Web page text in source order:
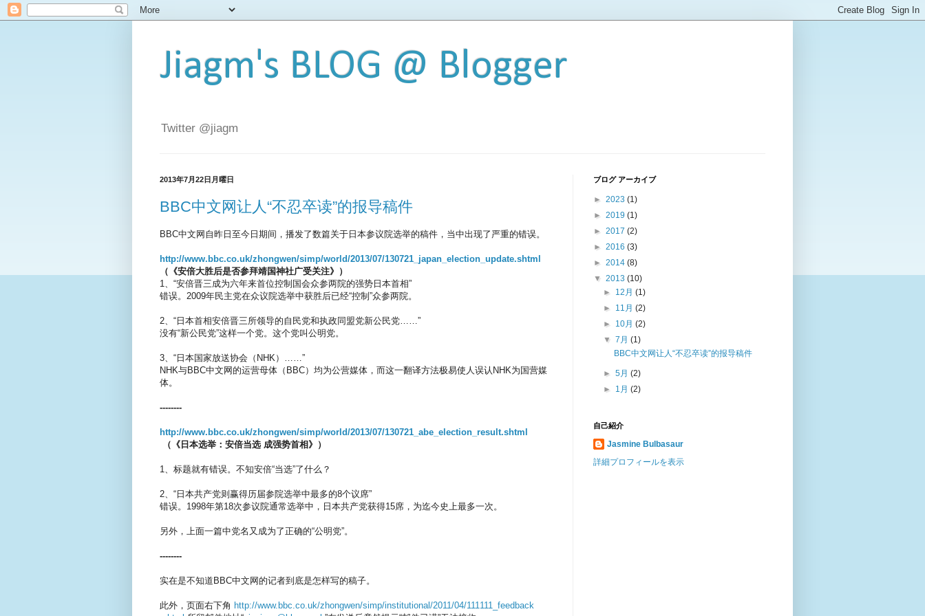
Jiagm's BLOG @ Blogger
Twitter @jiagm
2013年7月22日月曜日
BBC中文网让人“不忍卒读”的报导稿件
BBC中文网自昨日至今日期间，播发了数篇关于日本参议院选举的稿件，当中出现了严重的错误。
http://www.bbc.co.uk/zhongwen/simp/world/2013/07/130721_japan_election_update.shtml
（《安倍大胜后是否参拜靖国神社广受关注》）
1、“安倍晋三成为六年来首位控制国会众参两院的强势日本首相”
错误。2009年民主党在众议院选举中获胜后已经“控制”众参两院。
2、“日本首相安倍晋三所领导的自民党和执政同盟党新公民党……”
没有“新公民党”这样一个党。这个党叫公明党。
3、“日本国家放送协会（NHK）……”
NHK与BBC中文网的运营母体（BBC）均为公营媒体，而这一翻译方法极易使人误认NHK为国营媒
体。
--------
http://www.bbc.co.uk/zhongwen/simp/world/2013/07/130721_abe_ election_result.shtml
（《日本选举：安倍当选 成强势首相》）
1、标题就有错误。不知安倍“当选”了什么？
2、“日本共产党则赢得历届参院选举中最多的8个议席”
错误。1998年第18次参议院通常选举中，日本共产党获得15席，为迄今史上最多一次。
另外，上面一篇中党名又成为了正确的“公明党”。
--------
实在是不知道BBC中文网的记者到底是怎样写的稿子。
此外，页面右下角 http://www.bbc.co.uk/zhongwen/simp/institutional/2011/04/111111_feedback
ブログ アーカイブ
► 2023 (1)
► 2019 (1)
► 2017 (2)
► 2016 (3)
► 2014 (8)
▼ 2013 (10)
► 12月(1)
► 11月(2)
► 10月(2)
▼7月(1)
BBC中文网让人“不忍卒读”的报导稿件
►5月(2)
► 1月(2)
自己紹介
Jasmine Bulbasaur
詳細プロフィールを表示